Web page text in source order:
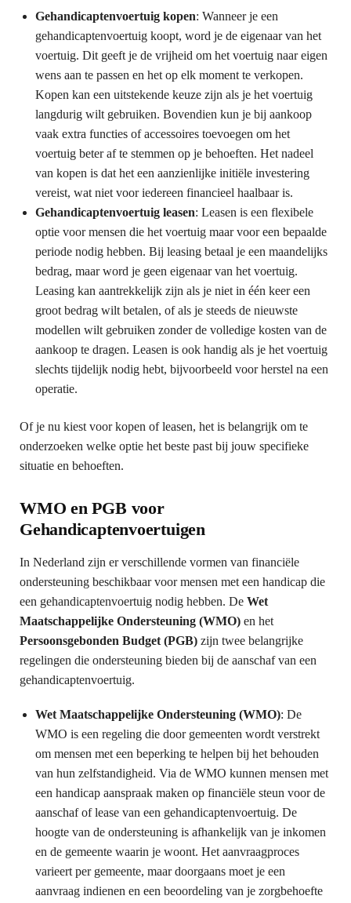
Gehandicaptenvoertuig kopen: Wanneer je een
gehandicaptenvoertuig koopt, word je de eigenaar van het
voertuig. Dit geeft je de vrijheid om het voertuig naar eigen
wens aan te passen en het op elk moment te verkopen.
Kopen kan een uitstekende keuze zijn als je het voertuig
langdurig wilt gebruiken. Bovendien kun je bij aankoop
vaak extra functies of accessoires toevoegen om het
voertuig beter af te stemmen op je behoeften. Het nadeel
van kopen is dat het een aanzienlijke initiële investering
vereist, wat niet voor iedereen financieel haalbaar is.
Gehandicaptenvoertuig leasen: Leasen is een flexibele
optie voor mensen die het voertuig maar voor een bepaalde
periode nodig hebben. Bij leasing betaal je een maandelijks
bedrag, maar word je geen eigenaar van het voertuig.
Leasing kan aantrekkelijk zijn als je niet in één keer een
groot bedrag wilt betalen, of als je steeds de nieuwste
modellen wilt gebruiken zonder de volledige kosten van de
aankoop te dragen. Leasen is ook handig als je het voertuig
slechts tijdelijk nodig hebt, bijvoorbeeld voor herstel na een
operatie.
Of je nu kiest voor kopen of leasen, het is belangrijk om te
onderzoeken welke optie het beste past bij jouw specifieke
situatie en behoeften.
WMO en PGB voor
Gehandicaptenvoertuigen
In Nederland zijn er verschillende vormen van financiële
ondersteuning beschikbaar voor mensen met een handicap die
een gehandicaptenvoertuig nodig hebben. De Wet
Maatschappelijke Ondersteuning (WMO) en het
Persoonsgebonden Budget (PGB) zijn twee belangrijke
regelingen die ondersteuning bieden bij de aanschaf van een
gehandicaptenvoertuig.
Wet Maatschappelijke Ondersteuning (WMO): De
WMO is een regeling die door gemeenten wordt verstrekt
om mensen met een beperking te helpen bij het behouden
van hun zelfstandigheid. Via de WMO kunnen mensen met
een handicap aanspraak maken op financiële steun voor de
aanschaf of lease van een gehandicaptenvoertuig. De
hoogte van de ondersteuning is afhankelijk van je inkomen
en de gemeente waarin je woont. Het aanvraagproces
varieert per gemeente, maar doorgaans moet je een
aanvraag indienen en een beoordeling van je zorgbehoefte